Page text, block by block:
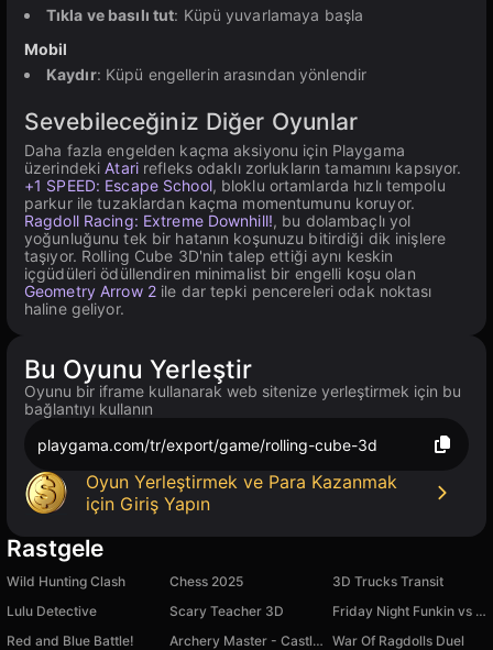
Tıkla ve basılı tut: Küpü yuvarlamaya başla
Mobil
Kaydır: Küpü engellerin arasından yönlendir
Sevebileceğiniz Diğer Oyunlar
Daha fazla engelden kaçma aksiyonu için Playgama
üzerindekiAtarirefleks odaklı zorlukların tamamını kapsıyor.
+1 SPEED: Escape School, bloklu ortamlarda hızlı tempolu
parkur ile tuzaklardan kaçma momentumunu koruyor.
Ragdoll Racing: Extreme Downhill!, bu dolambaçlı yol
yoğunluğunu tek bir hatanın koşunuzu bitirdiği dik inişlere
taşıyor. Rolling Cube 3D'nin talep ettiği aynı keskin
içgüdüleri ödüllendiren minimalist bir engelli koşu olan
Geometry Arrow 2ile dar tepki pencereleri odak noktası
haline geliyor.
Bu Oyunu Yerleştir
Oyunu bir iframe kullanarak web sitenize yerleştirmek için bu
bağlantıyı kullanın
playgama.com/tr/export/game/rolling-cube-3d
Oyun Yerleştirmek ve Para Kazanmak
için Giriş Yapın
Rastgele
Wild Hunting Clash Chess 2025
3D Trucks Transit
Lulu Detective
Scary Teacher 3D
Friday Night Funkin vs Tricky
Red and Blue Battle!
Archery Master - Castle Battle War Of Ragdolls Duel